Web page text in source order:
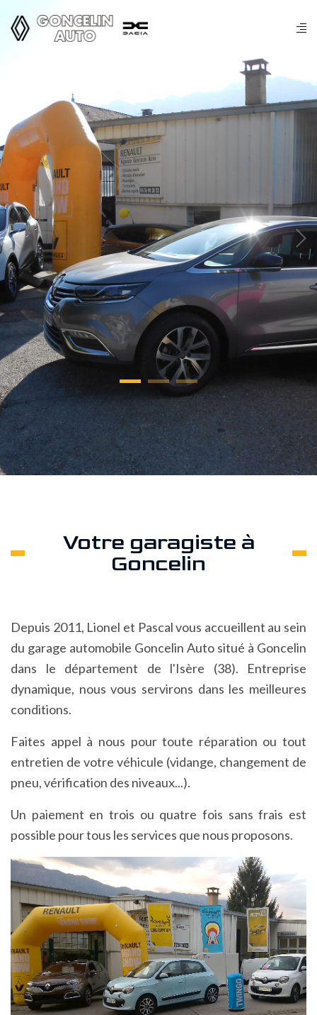
Votre garagiste à
Goncelin
Depuis 2011, Lionel et Pascal vous accueillent au sein
du garage automobile Goncelin Auto situé à Goncelin
dans le département de l'Isère (38). Entreprise
dynamique, nous vous servirons dans les meilleures
conditions.
Faites appel à nous pour toute réparation ou tout
entretien de votre véhicule (vidange, changement de
pneu, vérification des niveaux...).
Un paiement en trois ou quatre fois sans frais est
possible pour tous les services que nous proposons.